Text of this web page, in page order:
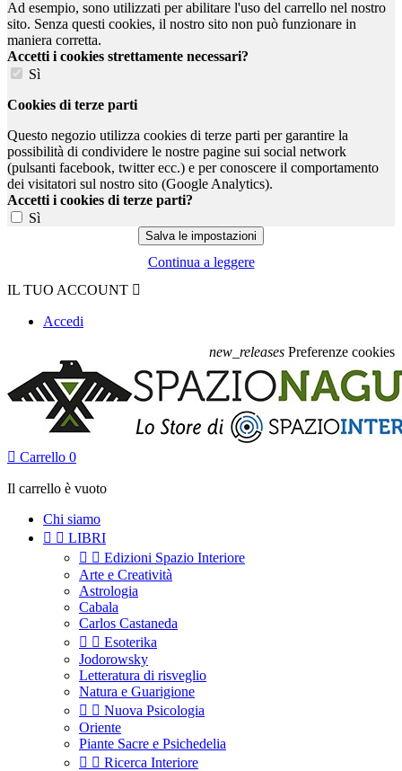
Ad esempio, sono utilizzati per abilitare l'uso del carrello nel nostro
sito. Senza questi cookies, il nostro sito non può funzionare in
maniera corretta.
Accetti i cookies strettamente necessari?
Sì
Cookies di terze parti
Questo negozio utilizza cookies di terze parti per garantire la
possibilità di condividere le nostre pagine sui social network
(pulsanti facebook, twitter ecc.) e per conoscere il comportamento
dei visitatori sul nostro sito (Google Analytics).
Accetti i cookies di terze parti?
Sì
Continua a leggere
IL TUO ACCOUNT 
Accedi
new_releases Preferenze cookies
 Carrello 0
Il carrello è vuoto
Chi siamo
  LIBRI
  Edizioni Spazio Interiore
Arte e Creatività
Astrologia
Cabala
Carlos Castaneda
  Esoterika
Jodorowsky
Letteratura di risveglio
Natura e Guarigione
  Nuova Psicologia
Oriente
Piante Sacre e Psichedelia
  Ricerca Interiore